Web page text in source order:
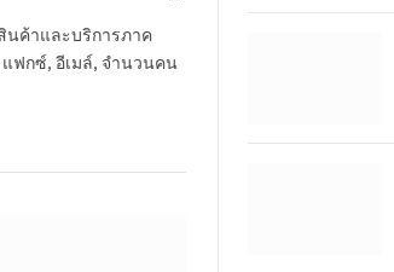
นค้าและบริการภาค
แฟกซ์, อีเมล์, จำนวนคน